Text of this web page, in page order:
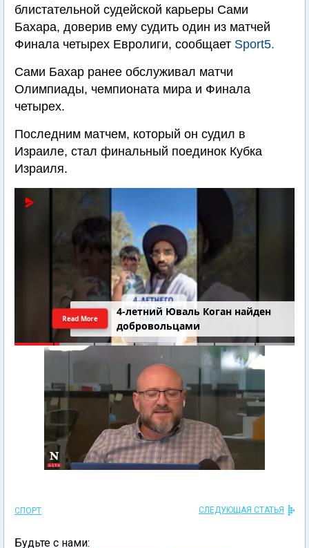
блистательной судейской карьеры Сами
Бахара, доверив ему судить один из матчей
Финала четырех Евролиги, сообщает Sport5.
Сами Бахар ранее обслуживал матчи
Олимпиады, чемпионата мира и Финала
четырех.
Последним матчем, который он судил в
Израиле, стал финальный поединок Кубка
Израиля.
4-летний Юваль Коган найден
добровольцами
Read More
СПОРТ СЛЕДУЮЩАЯ СТАТЬЯ
Будьте с нами: